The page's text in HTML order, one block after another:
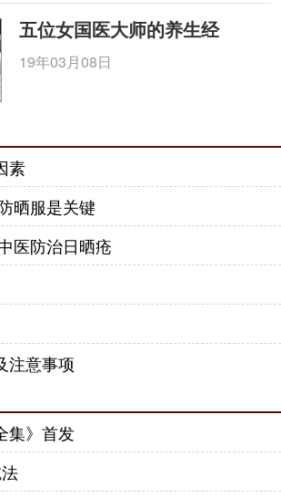
五位女国医大师的养生经
19年03月08日
素
晒服是关键
医防治日晒疮
注意事项
集》首发